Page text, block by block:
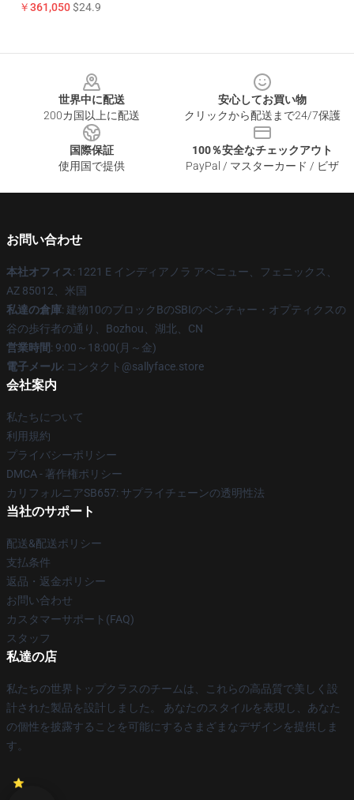
￥361,050$24.9
世界中に配送
200カ国以上に配送
安心してお買い物
クリックから配送まで24/7保護
国際保証
使用国で提供
100％安全なチェックアウト
PayPal / マスターカード / ビザ
お問い合わせ
本社オフィス: 1221 E インディアノラ アベニュー、フェニックス、
AZ 85012、米国
私達の倉庫: 建物10のブロックBのSBIのベンチャー・オプティクスの
谷の歩行者の通り、Bozhou、湖北、CN
営業時間: 9:00～18:00(月～金)
電子メール: コンタクト@sallyface.store
会社案内
私たちについて
利用規約
プライバシーポリシー
DMCA - 著作権ポリシー
カリフォルニアSB657: サプライチェーンの透明性法
当社のサポート
配送&配送ポリシー
支払条件
返品・返金ポリシー
お問い合わせ
カスタマーサポート(FAQ)
スタッフ
私達の店
私たちの世界トップクラスのチームは、これらの高品質で美しく設
計された製品を設計しました。 あなたのスタイルを表現し、あなた
の個性を披露することを可能にするさまざまなデザインを提供しま
す。